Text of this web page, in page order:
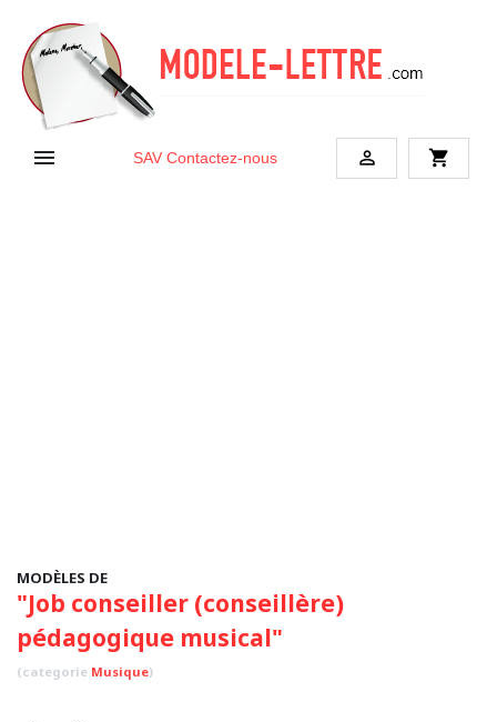
 SAV Contactez-nous  shopping_cart
MODÈLES DE
"Job conseiller (conseillère)
pédagogique musical"
(categorie Musique)